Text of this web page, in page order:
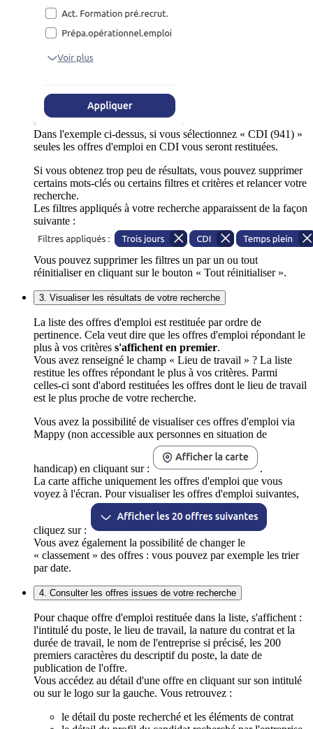
Dans l'exemple ci-dessus, si vous sélectionnez « CDI (941) »
seules les offres d'emploi en CDI vous seront restituées.
Si vous obtenez trop peu de résultats, vous pouvez supprimer
certains mots-clés ou certains filtres et critères et relancer votre
recherche.
Les filtres appliqués à votre recherche apparaissent de la façon
suivante :
Vous pouvez supprimer les filtres un par un ou tout
réinitialiser en cliquant sur le bouton « Tout réinitialiser ».
3. Visualiser les résultats de votre recherche
La liste des offres d'emploi est restituée par ordre de
pertinence. Cela veut dire que les offres d'emploi répondant le
plus à vos critères s'affichent en premier.
Vous avez renseigné le champ « Lieu de travail » ? La liste
restitue les offres répondant le plus à vos critères. Parmi
celles-ci sont d'abord restituées les offres dont le lieu de travail
est le plus proche de votre recherche.
Vous avez la possibilité de visualiser ces offres d'emploi via
Mappy (non accessible aux personnes en situation de
handicap) en cliquant sur :
.
La carte affiche uniquement les offres d'emploi que vous
voyez à l'écran. Pour visualiser les offres d'emploi suivantes,
cliquez sur :
Vous avez également la possibilité de changer le
« classement » des offres : vous pouvez par exemple les trier
par date.
4. Consulter les offres issues de votre recherche
Pour chaque offre d'emploi restituée dans la liste, s'affichent :
l'intitulé du poste, le lieu de travail, la nature du contrat et la
durée de travail, le nom de l'entreprise si précisé, les 200
premiers caractères du descriptif du poste, la date de
publication de l'offre.
Vous accédez au détail d'une offre en cliquant sur son intitulé
ou sur le logo sur la gauche. Vous retrouvez :
le détail du poste recherché et les éléments de contrat